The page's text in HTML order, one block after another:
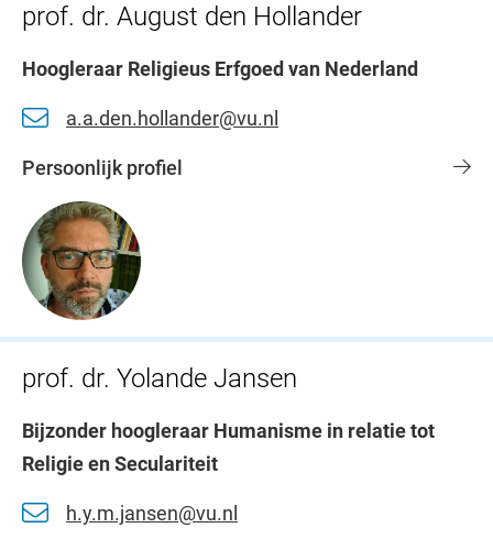
prof. dr. August den Hollander
Hoogleraar Religieus Erfgoed van Nederland
a.a.den.hollander@vu.nl
Persoonlijk profiel
prof. dr. Yolande Jansen
Bijzonder hoogleraar Humanisme in relatie tot
Religie en Seculariteit
h.y.m.jansen@vu.nl